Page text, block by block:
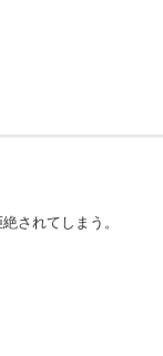
されてしまう。